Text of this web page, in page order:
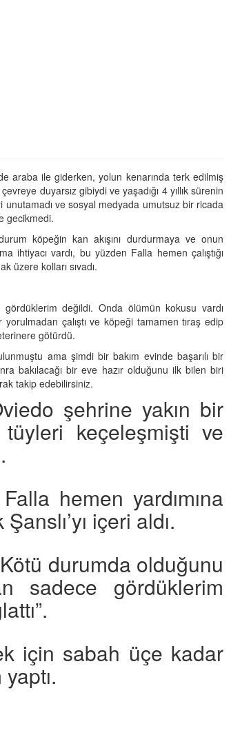
araba ile giderken, yolun kenarında terk edilmiş
duyarsız gibiydi ve yaşadığı 4 yıllık sürenin
unutamadı ve sosyal medyada umutsuz bir ricada
gecikmedi.
köpeğin kan akışını durdurmaya ve onun
ihtiyacı vardı, bu yüzden Falla hemen çalıştığı
üzere kolları sıvadı.
değildi. Onda ölümün kokusu vardı
çalıştı ve köpeği tamamen tıraş edip
götürdü.
ama şimdi bir bakım evinde başarılı bir
bakılacağı bir eve hazır olduğunu ilk bilen biri
takip edebilirsiniz.
şehrine yakın bir
keçeleşmişti ve
hemen yardımına
içeri aldı.
durumda olduğunu
sadece gördüklerim
için sabah üçe kadar
Köpeklerde Kulak ve Göz
Temizliği: Adım Adım Rehber
Köpek Sporları: Agility Nedir?
Köpeğinizle Spor Yapmanın
11.10.2025
Ev Yapımı Köpek Mamaları:
Sağlıklı Tarifler ve Bilmeniz
Gerekenler
11.10.2025
09.10.2025
Köpeklerin mi Ağızları Daha
Temiz, İnsanların mı? Bilim Ne
05.10.2025